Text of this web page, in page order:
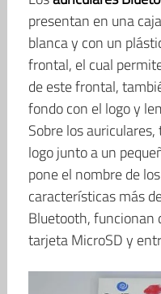
presentan en una
blanca y con un
frontal, el cual
de este frontal,
fondo con el logo y
Sobre los
logo junto a un
pone el nombre de
características más
Bluetooth, funcionan
tarjeta MicroSD y